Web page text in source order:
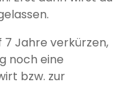
7 Jahre verkürzen,
noch eine
bzw. zur